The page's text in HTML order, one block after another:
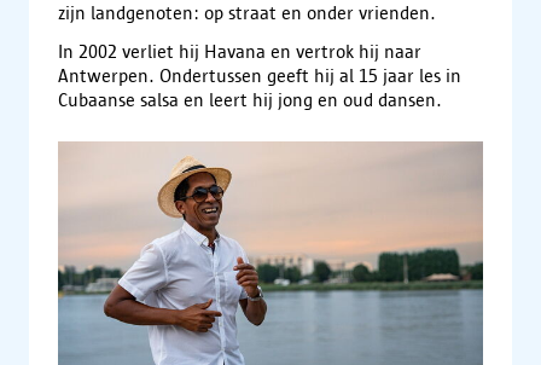
zijn landgenoten: op straat en onder vrienden.
In 2002 verliet hij Havana en vertrok hij naar
Antwerpen. Ondertussen geeft hij al 15 jaar les in
Cubaanse salsa en leert hij jong en oud dansen.